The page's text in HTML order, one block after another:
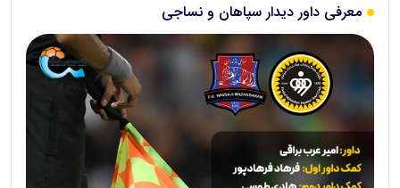
معرفی داور دیدار سپاهان و نساجی